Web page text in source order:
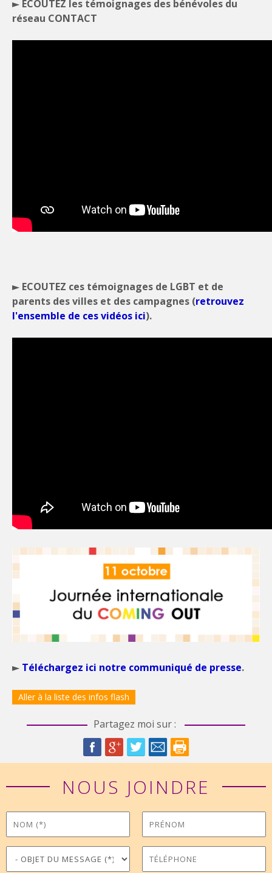
► ECOUTEZ les témoignages des bénévoles du
réseau CONTACT
► ECOUTEZ ces témoignages de LGBT et de
parents des villes et des campagnes (retrouvez
l'ensemble de ces vidéos ici).
► Téléchargez ici notre communiqué de presse.
Aller à la liste des infos flash
Partagez moi sur :
NOUS JOINDRE
Nom*
Prénom
Objet du message *
Téléphone